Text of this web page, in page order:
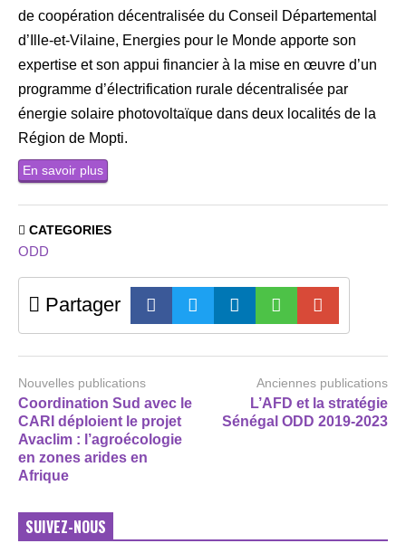
de coopération décentralisée du Conseil Départemental
d’Ille-et-Vilaine, Energies pour le Monde apporte son
expertise et son appui financier à la mise en œuvre d’un
programme d’électrification rurale décentralisée par
énergie solaire photovoltaïque dans deux localités de la
Région de Mopti.
En savoir plus
CATEGORIES
ODD
Partager
Nouvelles publications
Coordination Sud avec le
CARI déploient le projet
Avaclim : l’agroécologie
en zones arides en
Afrique
Anciennes publications
L’AFD et la stratégie
Sénégal ODD 2019-2023
SUIVEZ-NOUS